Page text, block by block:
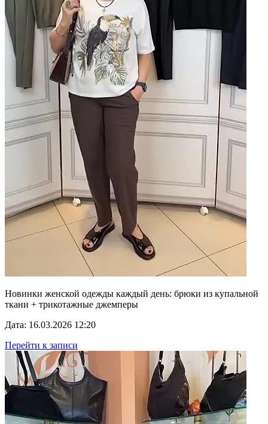
Новинки женской одежды каждый день: брюки из купальной
ткани + трикотажные джемперы
Дата: 16.03.2026 12:20
Перейти к записи